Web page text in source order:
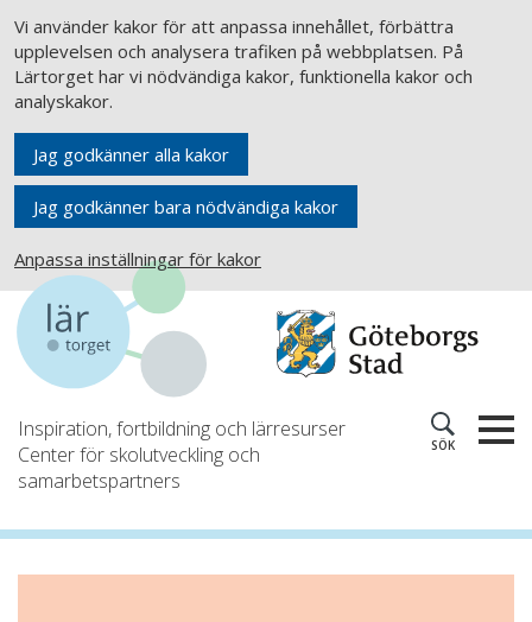
Vi använder kakor för att anpassa innehållet, förbättra
upplevelsen och analysera trafiken på webbplatsen. På
Lärtorget har vi nödvändiga kakor, funktionella kakor och
analyskakor.
Jag godkänner alla kakor
Jag godkänner bara nödvändiga kakor
Anpassa inställningar för kakor
Inspiration, fortbildning och lärresurser
Center för skolutveckling och
samarbetspartners
SÖK